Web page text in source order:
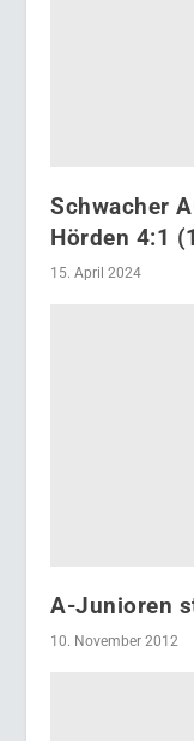
Schwacher
Hörden 4:1
15. April 2024
A-Junioren
10. November 2012